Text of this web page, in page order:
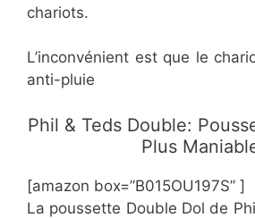
chariots.
L’inconvénient est que le
anti-pluie
Phil & Teds Double:
Plus
[amazon box=”B015OU197S” ]
La poussette Double Dol de